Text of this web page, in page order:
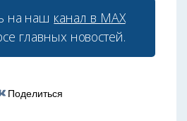
на наш канал в МАХ
главных новостей.
Поделиться